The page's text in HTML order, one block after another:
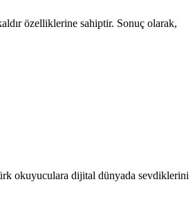
özelliklerine sahiptir. Sonuç olarak,
okuyuculara dijital dünyada sevdiklerini